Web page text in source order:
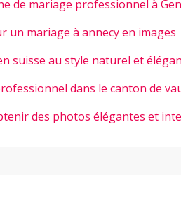
de mariage professionnel à
un mariage à annecy en images
suisse au style naturel et
dans le canton de
des photos élégantes et